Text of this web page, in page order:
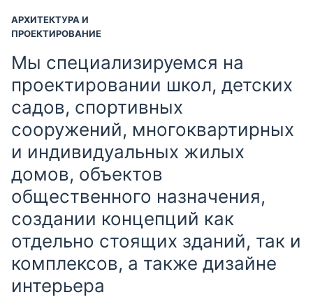
АРХИТЕКТУРА И
ПРОЕКТИРОВАНИЕ
Мы специализируемся на
проектировании школ, детских
садов, спортивных
сооружений, многоквартирных
и индивидуальных жилых
домов, объектов
общественного назначения,
создании концепций как
отдельно стоящих зданий, так и
комплексов, а также дизайне
интерьера